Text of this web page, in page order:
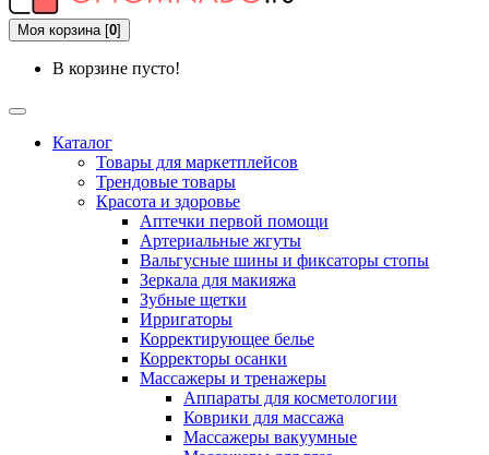
Моя корзина[0]
В корзине пусто!
Каталог
Товары для маркетплейсов
Трендовые товары
Красота и здоровье
Аптечки первой помощи
Артериальные жгуты
Вальгусные шины и фиксаторы стопы
Зеркала для макияжа
Зубные щетки
Ирригаторы
Корректирующее белье
Корректоры осанки
Массажеры и тренажеры
Аппараты для косметологии
Коврики для массажа
Массажеры вакуумные